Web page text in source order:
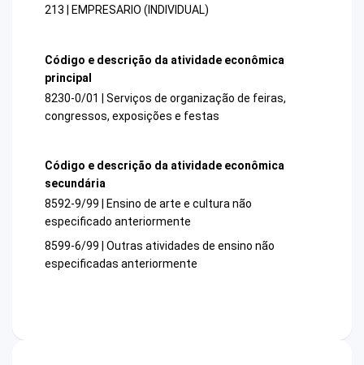
213 | EMPRESARIO (INDIVIDUAL)
Código e descrição da atividade econômica
principal
8230-0/01 | Serviços de organização de feiras,
congressos, exposições e festas
Código e descrição da atividade econômica
secundária
8592-9/99 | Ensino de arte e cultura não
especificado anteriormente
8599-6/99 | Outras atividades de ensino não
especificadas anteriormente